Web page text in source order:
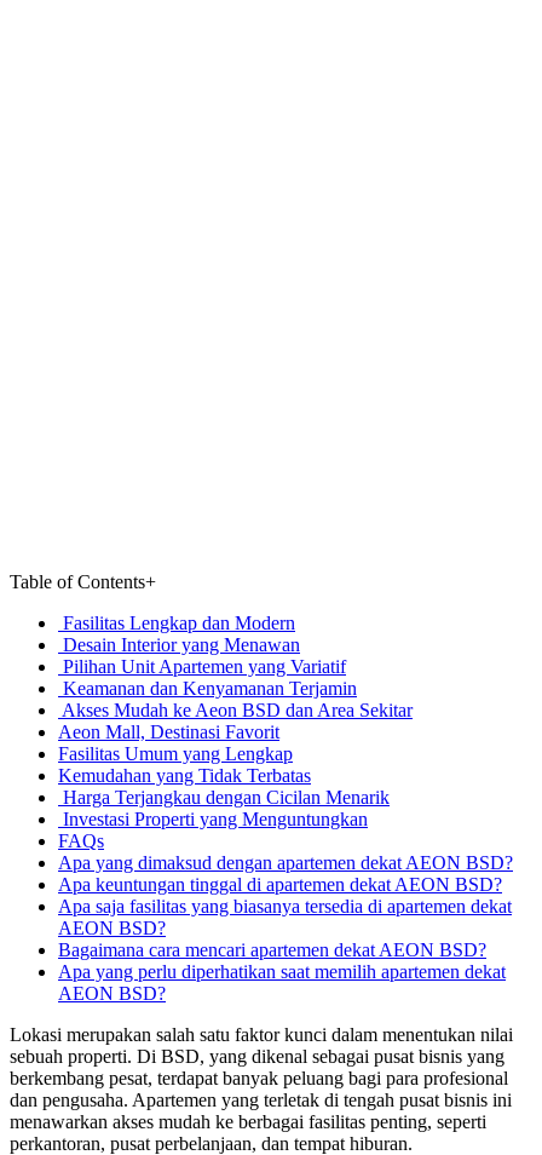
Table of Contents+
Fasilitas Lengkap dan Modern
Desain Interior yang Menawan
Pilihan Unit Apartemen yang Variatif
Keamanan dan Kenyamanan Terjamin
Akses Mudah ke Aeon BSD dan Area Sekitar
Aeon Mall, Destinasi Favorit
Fasilitas Umum yang Lengkap
Kemudahan yang Tidak Terbatas
Harga Terjangkau dengan Cicilan Menarik
Investasi Properti yang Menguntungkan
FAQs
Apa yang dimaksud dengan apartemen dekat AEON BSD?
Apa keuntungan tinggal di apartemen dekat AEON BSD?
Apa saja fasilitas yang biasanya tersedia di apartemen dekat
AEON BSD?
Bagaimana cara mencari apartemen dekat AEON BSD?
Apa yang perlu diperhatikan saat memilih apartemen dekat
AEON BSD?
Lokasi merupakan salah satu faktor kunci dalam menentukan nilai
sebuah properti. Di BSD, yang dikenal sebagai pusat bisnis yang
berkembang pesat, terdapat banyak peluang bagi para profesional
dan pengusaha. Apartemen yang terletak di tengah pusat bisnis ini
menawarkan akses mudah ke berbagai fasilitas penting, seperti
perkantoran, pusat perbelanjaan, dan tempat hiburan.